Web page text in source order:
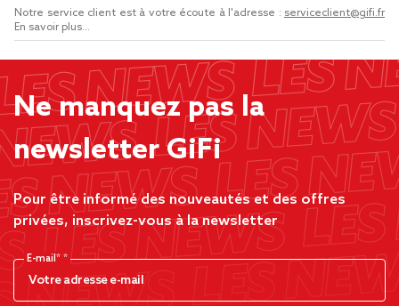
Notre service client est à votre écoute à l'adresse : serviceclient@gifi.fr
En savoir plus...
Ne manquez pas la
newsletter GiFi
Pour être informé des nouveautés et des offres
privées, inscrivez-vous à la newsletter
E-mail*